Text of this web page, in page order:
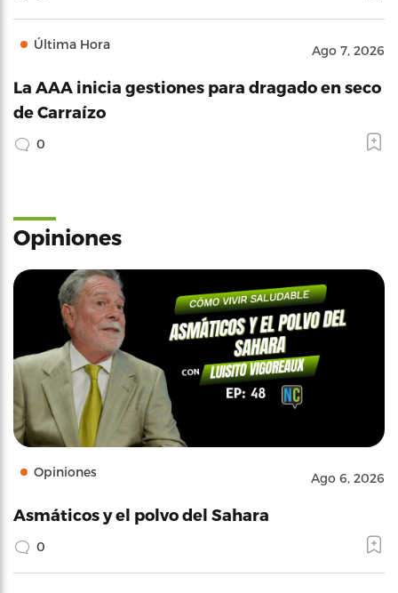
Última Hora Ago 7, 2026
La AAA inicia gestiones para dragado en seco
de Carraízo
0
Opiniones
Opiniones Ago 6, 2026
Asmáticos y el polvo del Sahara
0